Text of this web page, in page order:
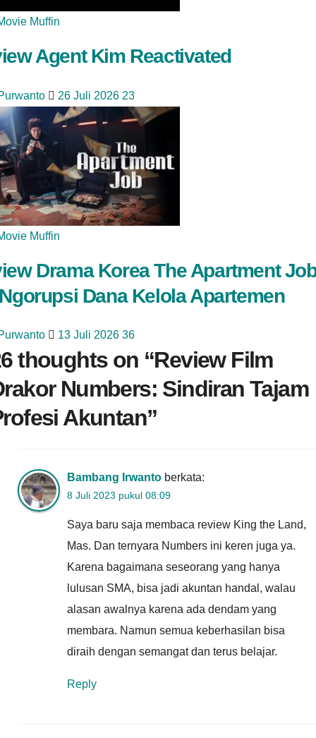
Muffin
Agent Kim Reactivated
26 Juli 2026 23
Muffin
Drama Korea The Apartment
Dana Kelola Apartemen
13 Juli 2026 36
thoughts on “Review Film
Numbers: Sindiran Tajam
Akuntan”
Bambang Irwanto berkata:
8 Juli 2023 pukul 08:09
Saya baru saja membaca review King the Land,
Mas. Dan ternyara Numbers ini keren juga ya.
Karena bagaimana seseorang yang hanya
lulusan SMA, bisa jadi akuntan handal, walau
alasan awalnya karena ada dendam yang
membara. Namun semua keberhasilan bisa
diraih dengan semangat dan terus belajar.
Reply